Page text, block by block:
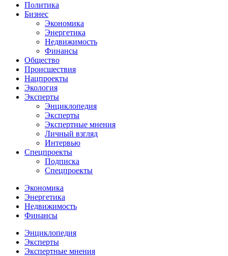
Политика
Бизнес
Экономика
Энергетика
Недвижимость
Финансы
Общество
Происшествия
Нацпроекты
Экология
Эксперты
Энциклопедия
Эксперты
Экспертные мнения
Личный взгляд
Интервью
Спецпроекты
Подписка
Спецпроекты
Экономика
Энергетика
Недвижимость
Финансы
Энциклопедия
Эксперты
Экспертные мнения